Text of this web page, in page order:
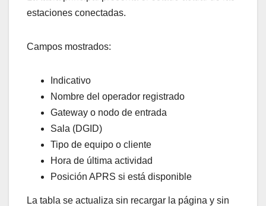
estaciones conectadas.
Campos mostrados:
Indicativo
Nombre del operador registrado
Gateway o nodo de entrada
Sala (DGID)
Tipo de equipo o cliente
Hora de última actividad
Posición APRS si está disponible
La tabla se actualiza sin recargar la página y sin